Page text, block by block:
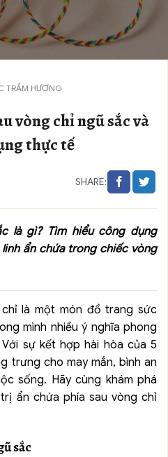
TRẦM HƯƠNG
vòng chỉ ngũ sắc và
thực tế
SHARE:
là gì? Tìm hiểu công dụng
ẩn chứa trong chiếc vòng
là một món đồ trang sức
mình nhiều ý nghĩa phong
sự kết hợp hài hòa của 5
trưng cho may mắn, bình an
sống. Hãy cùng khám phá
ẩn chứa phía sau vòng chỉ
sắc